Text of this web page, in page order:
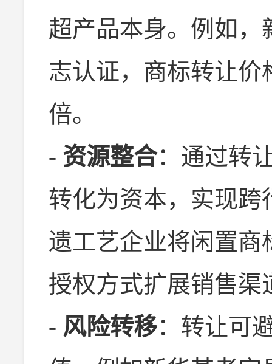
超产品本身。例如
志认证，商标转让价
倍。
- 资源整合：通过转
转化为资本，实现跨
遗工艺企业将闲置商
授权方式扩展销售渠
- 风险转移：转让可